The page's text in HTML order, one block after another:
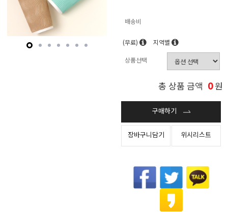
배송비
(무료) 지역별
상품선택
총 상품 금액 0원
구매하기
장바구니담기 위시리스트